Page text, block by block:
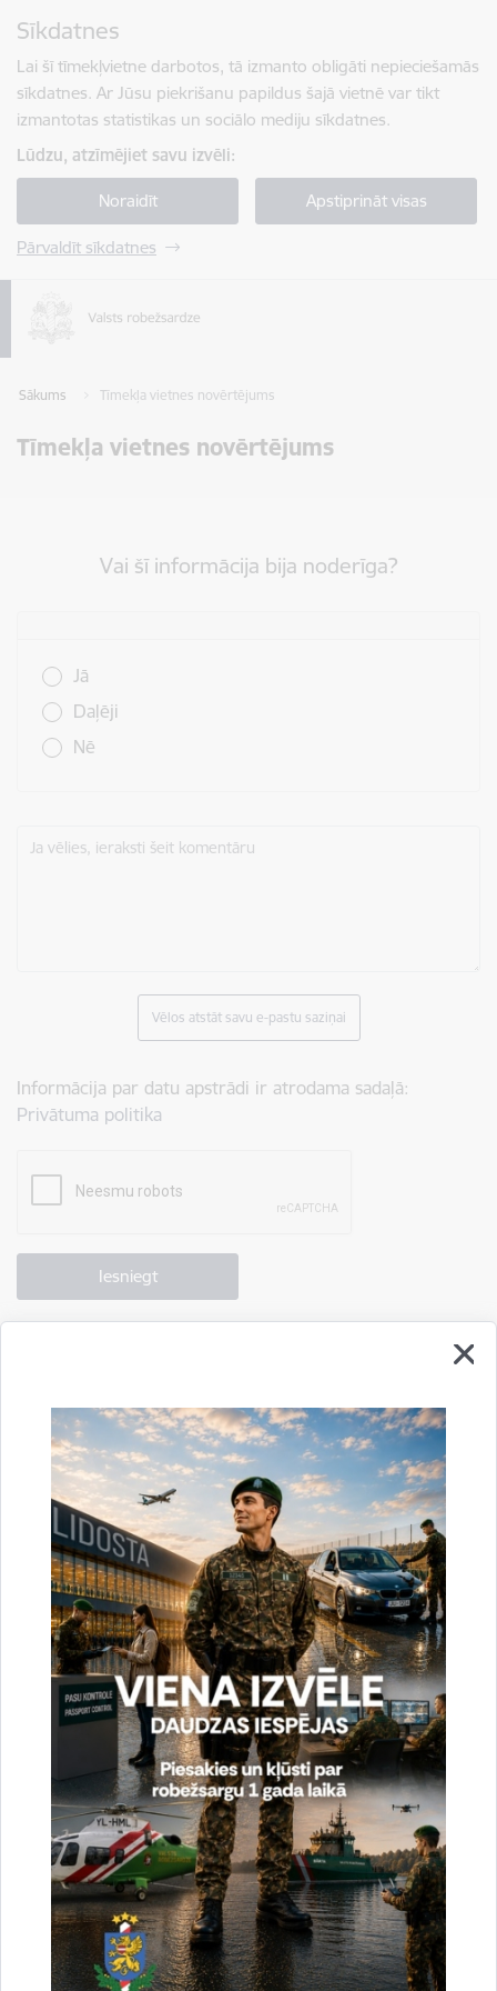
Sīkdatnes
Lai šī tīmekļvietne darbotos, tā izmanto obligāti nepieciešamās
sīkdatnes. Ar Jūsu piekrišanu papildus šajā vietnē var tikt
izmantotas statistikas un sociālo mediju sīkdatnes.
Lūdzu, atzīmējiet savu izvēli:
Noraidīt Apstiprināt visas
Pārvaldīt sīkdatnes
Sākums Tīmekļa vietnes novērtējums
Tīmekļa vietnes novērtējums
Vai šī informācija bija noderīga?
Jā
Daļēji
Nē
Ja vēlies, ieraksti šeit komentāru
Vēlos atstāt savu e-pastu saziņai
Informācija par datu apstrādi ir atrodama sadaļā:
Privātuma politika
Vai šī informācija bija noderīga?
Sniegt atsauksmi
Esi pirmais, kas uzzina!